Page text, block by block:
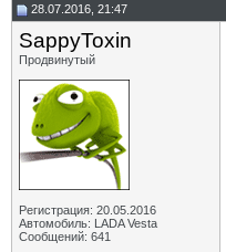
28.07.2016, 21:47
SappyToxin
Продвинутый
Регистрация: 20.05.2016
Автомобиль: LADA Vesta
Сообщений: 641